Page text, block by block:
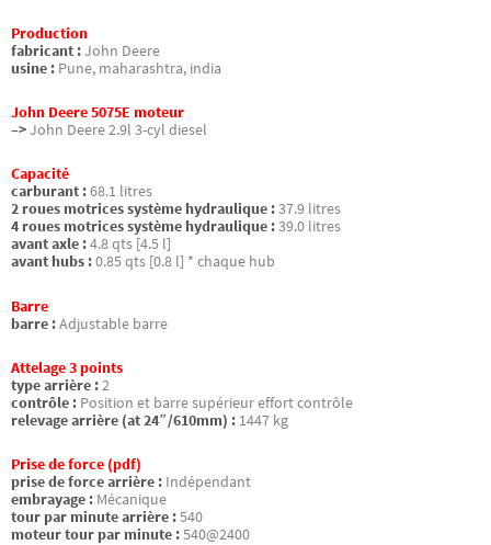
Production
fabricant :John Deere
usine : Pune, maharashtra, india
John Deere 5075E moteur
–>John Deere 2.9l 3-cyl diesel
Capacité
carburant :68.1 litres
2 roues motrices système hydraulique :37.9 litres
4 roues motrices système hydraulique :39.0 litres
avant axle :4.8 qts [4.5 l]
avant hubs :0.85 qts [0.8 l] * chaque hub
Barre
barre :Adjustable barre
Attelage 3 points
type arrière :2
contrôle : Position et barre supérieur effort contrôle
relevage arrière (at 24″/610mm) : 1447 kg
Prise de force (pdf)
prise de force arrière : Indépendant
embrayage : Mécanique
tour par minute arrière :540
moteur tour par minute :540@2400